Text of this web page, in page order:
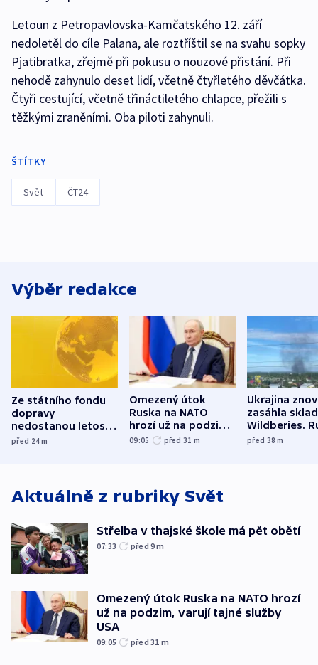
Letoun z Petropavlovska-Kamčatského 12. září
nedoletěl do cíle Palana, ale roztříštil se na svahu sopky
Pjatibratka, zřejmě při pokusu o nouzové přistání. Při
nehodě zahynulo deset lidí, včetně čtyřletého děvčátka.
Čtyři cestující, včetně třináctiletého chlapce, přežili s
těžkými zraněními. Oba piloti zahynuli.
ŠTÍTKY
Svět ČT24
Výběr redakce
Ze státního fondu
dopravy
nedostanou letos
kraje na silnice ani
před 24m
Omezený útok
Ruska na NATO
hrozí už na podzim,
varují tajné služby
09:05 před 31 m
Ukrajina
zasáhla
Wildberies.
útočili v
před 38m
Aktuálně z rubriky Svět
Střelba v thajské škole má pět obětí
07:33 před 9m
Omezený útok Ruska na NATO hrozí
už na podzim, varují tajné služby
USA
09:05 před 31 m